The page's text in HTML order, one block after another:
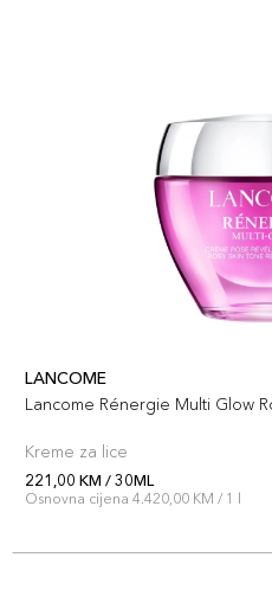
LANCOME
Lancome Rénergie Multi Glow
Kreme za lice
221,00 KM / 30ML
Osnovna cijena 4.420,00 KM / 1 l